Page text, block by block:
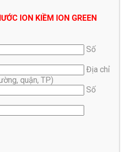
ION KIỀM ION GREEN
Số
Địa chỉ
quận, TP)
Số